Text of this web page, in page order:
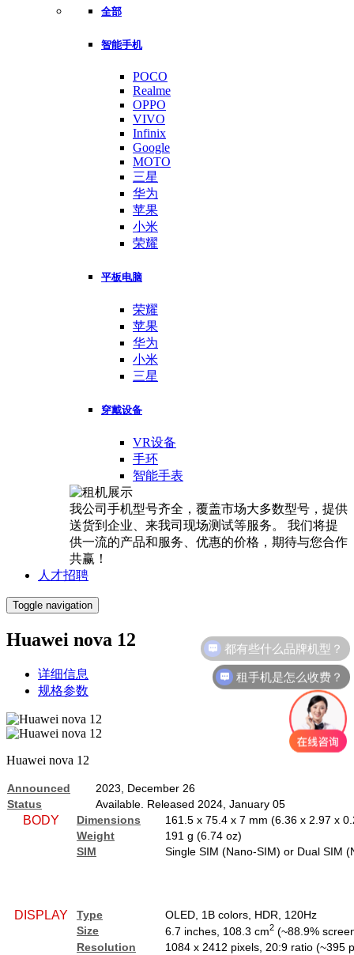
全部
智能手机
POCO
Realme
OPPO
VIVO
Infinix
Google
MOTO
三星
华为
苹果
小米
荣耀
平板电脑
荣耀
苹果
华为
小米
三星
穿戴设备
VR设备
手环
智能手表
我公司手机型号齐全，覆盖市场大多数型号，提供
送货到企业、来我司现场测试等服务。 我们将提
供一流的产品和服务、优惠的价格，期待与您合作
共赢！
人才招聘
Toggle navigation
Huawei nova 12
详细信息
规格参数
Huawei nova 12
Announced
2023, December 26
Status
Available. Released 2024, January 05
BODY Dimensions
161.5 x 75.4 x 7 mm (6.36 x 2.97 x
Weight
191 g (6.74 oz)
SIM
Single SIM (Nano-SIM) or Dual SIM
DISPLAY Type
OLED, 1B colors, HDR, 120Hz
Size
6.7 inches, 108.3 cm2 (~88.9%
Resolution
1084 x 2412 pixels, 20:9 ratio (~395
都有些什么品牌机型？
租手机是怎么收费？